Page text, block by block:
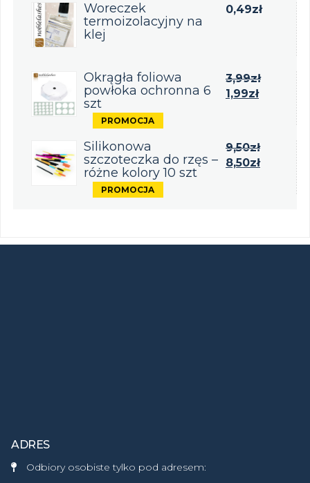
Woreczek
termoizolacyjny na
klej
0,49zł
Okrągła foliowa
powłoka ochronna 6
szt
3,99zł
1,99zł
Silikonowa
szczoteczka do rzęs –
różne kolory 10 szt
9,50zł
8,50zł
ADRES
Odbiory osobiste tylko pod adresem: